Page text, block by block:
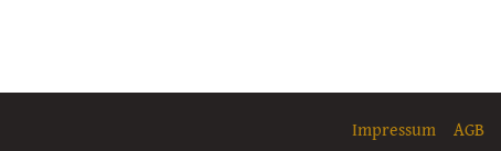
Impressum AGB